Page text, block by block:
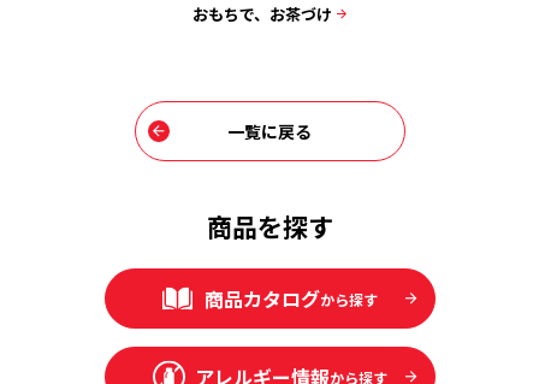
おもちで、お茶づけ
一覧に戻る
商品を探す
商品カタログから探す
アレルギー情報から探す